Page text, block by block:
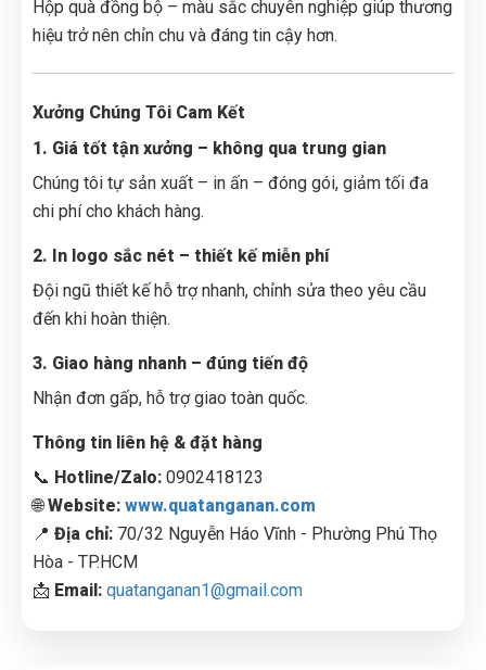
Hộp quà đồng bộ – màu sắc chuyên nghiệp giúp thương
hiệu trở nên chỉn chu và đáng tin cậy hơn.
Xưởng Chúng Tôi Cam Kết
1. Giá tốt tận xưởng – không qua trung gian
Chúng tôi tự sản xuất – in ấn – đóng gói, giảm tối đa
chi phí cho khách hàng.
2. In logo sắc nét – thiết kế miễn phí
Đội ngũ thiết kế hỗ trợ nhanh, chỉnh sửa theo yêu cầu
đến khi hoàn thiện.
3. Giao hàng nhanh – đúng tiến độ
Nhận đơn gấp, hỗ trợ giao toàn quốc.
Thông tin liên hệ & đặt hàng
📞 Hotline/Zalo: 0902418123
🌐Website: www.quatanganan.com
📍 Địa chỉ: 70/32 Nguyễn Háo Vĩnh - Phường Phú Thọ
Hòa - TP.HCM
📩 Email: quatanganan1@gmail.com